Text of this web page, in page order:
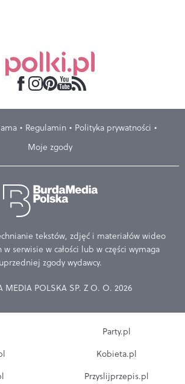
Regulamin
Polityka prywatności
Moje zgody
tekstów, zdjęć i materiałów wideo
serwisie w całości lub w części wymaga
uprzedniej zgody wydawcy.
MEDIA POLSKA SP. Z O. O. 2026
Party.pl
Kobieta.pl
Przyslijprzepis.pl